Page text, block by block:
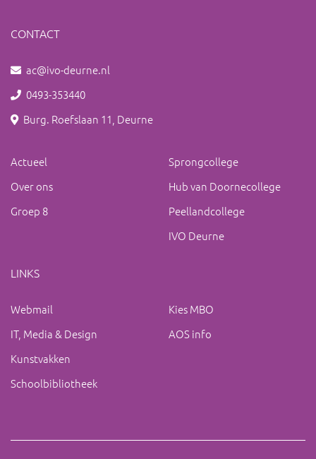
CONTACT
ac@ivo-deurne.nl
0493-353440
Burg. Roefslaan 11, Deurne
Actueel
Over ons
Groep 8
Sprongcollege
Hub van Doornecollege
Peellandcollege
IVO Deurne
LINKS
Webmail
IT, Media & Design
Kunstvakken
Schoolbibliotheek
Kies MBO
AOS info